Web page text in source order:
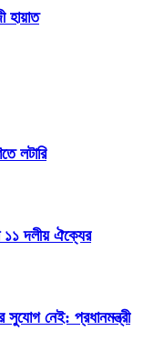
হায়াত
লটারি
১১ দলীয় ঐক্যের
নেই: প্রধানমন্ত্রী